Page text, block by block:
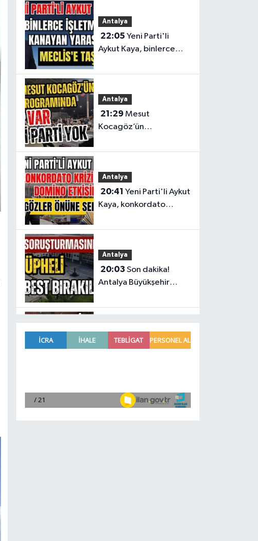
Antalya
22:05
Aykut Kaya, binlerce
yarasını Meclis'e taşıdı
Antalya
21:29
Kocagöz’ün
Yeni Parti yok
Antalya
20:41
Kaya, konkordato
etkisini gözler önüne
Antalya
20:03
Antalya Büyükşehir
soruşturmasında 2
Antalya
19:05Davut Çetin’den,